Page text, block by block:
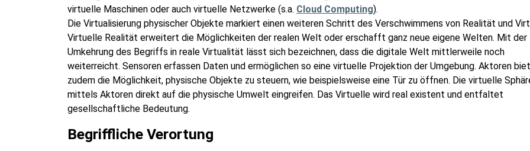
virtuelle Maschinen oder auch virtuelle Netzwerke (s.a. Cloud Computing).
Die Virtualisierung physischer Objekte markiert einen weiteren Schritt des Verschwimmens von Realität und
Virtuelle Realität erweitert die Möglichkeiten der realen Welt oder erschafft ganz neue eigene Welten. Mit der
Umkehrung des Begriffs in reale Virtualität lässt sich bezeichnen, dass die digitale Welt mittlerweile noch
weiterreicht. Sensoren erfassen Daten und ermöglichen so eine virtuelle Projektion der Umgebung. Aktoren
zudem die Möglichkeit, physische Objekte zu steuern, wie beispielsweise eine Tür zu öffnen. Die virtuelle
mittels Aktoren direkt auf die physische Umwelt eingreifen. Das Virtuelle wird real existent und entfaltet
gesellschaftliche Bedeutung.
Begriffliche Verortung